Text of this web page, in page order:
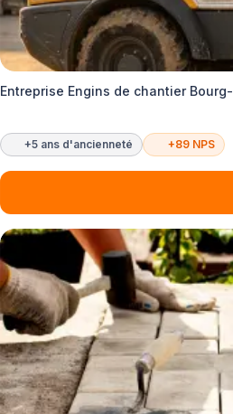
Entreprise Engins de chantier
+5 ans d'ancienneté +89 NPS